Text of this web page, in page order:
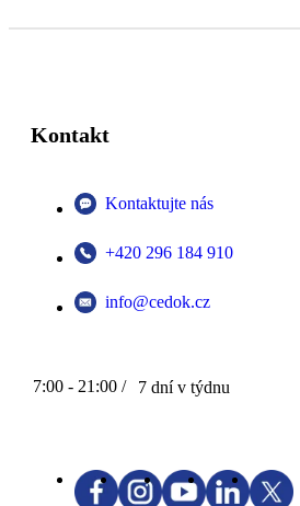
Kontakt
Kontaktujte nás
+420 296 184 910
info@cedok.cz
7:00 - 21:00 / 7 dní v týdnu